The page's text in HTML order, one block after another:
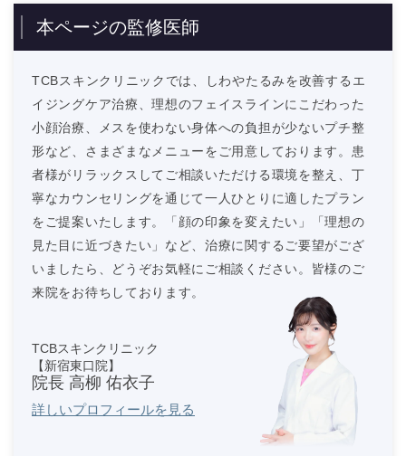
本ページの監修医師
TCBスキンクリニックでは、しわやたるみを改善するエ
イジングケア治療、理想のフェイスラインにこだわった
小顔治療、メスを使わない身体への負担が少ないプチ整
形など、さまざまなメニューをご用意しております。患
者様がリラックスしてご相談いただける環境を整え、丁
寧なカウンセリングを通じて一人ひとりに適したプラン
をご提案いたします。「顔の印象を変えたい」「理想の
見た目に近づきたい」など、治療に関するご要望がござ
いましたら、どうぞお気軽にご相談ください。皆様のご
来院をお待ちしております。
TCBスキンクリニック
【新宿東口院】
院長 高柳 佑衣子
詳しいプロフィールを見る